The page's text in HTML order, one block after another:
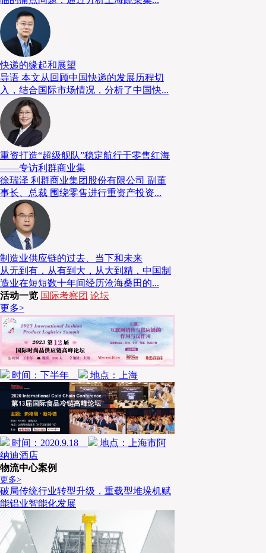
快递的缘起和展望
导语 本文从回顾中国快递的发展历程切
入，结合国际市场情况，分析了中国快...
重资打造“超级舰队”稳定航行于零售红海
——专访利群商业集
徐瑞泽 利群商业集团股份有限公司 副董
事长、总裁 围绕零售进行重资产投资...
制造业供应链的过去、当下和未来
从无到有，从有到大，从大到精，中国制
造业在短短数十年间经历沧海桑田的...
活动一览 国际考察团 论坛
更多>
时间：下半年 地点：上海
时间：2020.9.18
地点：上海市阿
纳迪酒店
物流中心案例
更多>
破局传统行业转型升级，重载型堆垛机赋
能铝业智能化发展